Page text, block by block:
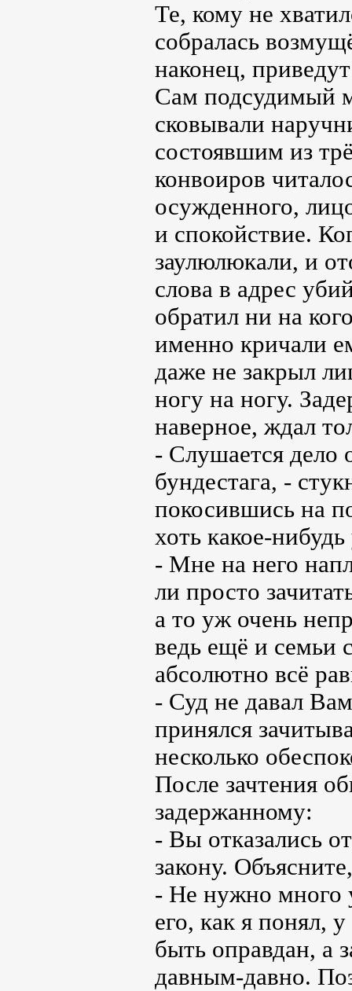
Те, кому не
собралась
наконец,
Сам подсудимый
сковывали
состоявшим из
конвоиров
осужденного,
и спокойствие.
заулюлюкали, и
слова в адрес
обратил ни на
именно кричали
даже не закрыл
ногу на ногу.
наверное, ждал
- Слушается дело
бундестага, -
покосившись на
хоть какое-
- Мне на него
ли просто
а то уж очень
ведь ещё и семьи
абсолютно всё
- Суд не давал
принялся
несколько
После зачтения
задержанному:
- Вы отказались
закону.
- Не нужно много
его, как я понял,
быть оправдан, а
давным-давно.